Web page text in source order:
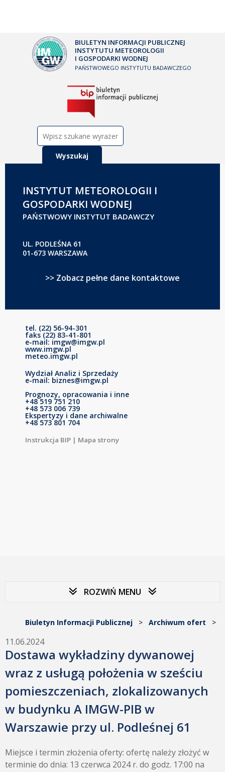
BIULETYN INFORMACJI PUBLICZNEJ
INSTYTUTU METEOROLOGII
I GOSPODARKI WODNEJ
PAŃSTWOWEGO INSTYTUTU BADAWCZEGO
INSTYTUT METEOROLOGII I
GOSPODARKI WODNEJ
PAŃSTWOWY INSTYTUT BADAWCZY
UL. PODLEŚNA 61
01-673 WARSZAWA
>> Zobacz pełne dane kontaktowe
tel. (22) 56-94-301
faks (22) 83-41-801
e-mail: imgw@imgw.pl
www.imgw.pl
meteo.imgw.pl
Wydział Analiz i Sprzedaży
e-mail: biznes@imgw.pl
Prognozy, opracowania i inne
+48 519 751 210
+48 573 006 739
Ekspertyzy i dane archiwalne
+48 573 801 704
Instrukcja BIP | Mapa strony
ROZWIŃ MENU
Biuletyn Informacji Publicznej > Archiwum ofert >
11.06.2024
Dostawa wykładziny dywanowej
wraz z usługą położenia w sześciu
pomieszczeniach, zlokalizowanych
w budynku A IMGW-PIB w
Warszawie przy ul. Podleśnej 61
Miejsce i termin złożenia oferty: ofertę należy złożyć w
terminie do dnia: 13 czerwca 2024 r. do godz. 17:00 na